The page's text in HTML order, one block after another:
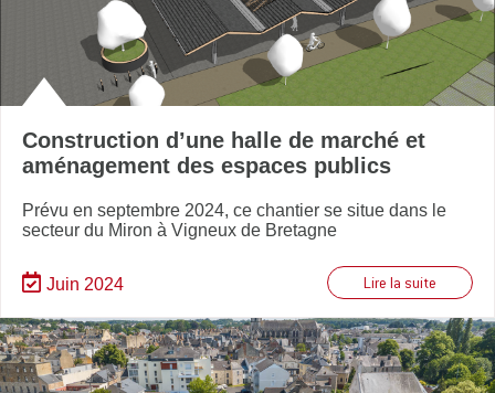
Construction d’une halle de marché et
aménagement des espaces publics
Prévu en septembre 2024, ce chantier se situe dans le
secteur du Miron à Vigneux de Bretagne
Juin 2024 Lire la suite